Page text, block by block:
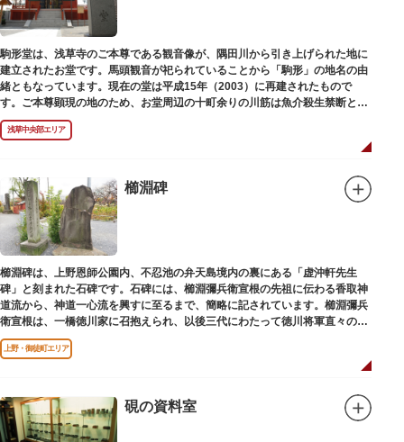
駒形堂は、浅草寺のご本尊である観音像が、隅田川から引き上げられた地に
建立されたお堂です。馬頭観音が祀られていることから「駒形」の地名の由
緒ともなっています。現在の堂は平成15年（2003）に再建されたもので
す。ご本尊顕現の地のため、お堂周辺の十町余りの川筋は魚介殺生禁断とな
り、戒殺碑が建立されました。
浅草中央部エリア
櫛淵碑
櫛淵碑は、上野恩師公園内、不忍池の弁天島境内の裏にある「虚沖軒先生
碑」と刻まれた石碑です。石碑には、櫛淵彌兵衛宣根の先祖に伝わる香取神
道流から、神道一心流を興すに至るまで、簡略に記されています。櫛淵彌兵
衛宣根は、一橋徳川家に召抱えられ、以後三代にわたって徳川将軍直々の護
衛役として仕えました。
上野・御徒町エリア
硯の資料室